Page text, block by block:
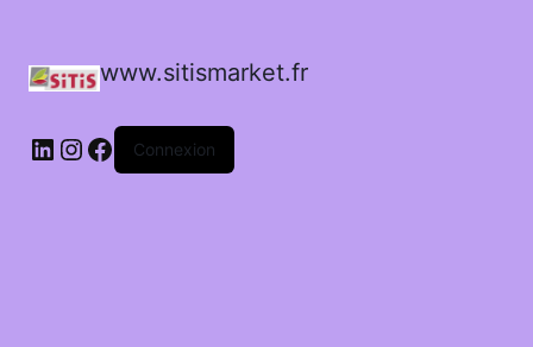
www.sitismarket.fr
LinkedIn
Instagram
Facebook
Connexion